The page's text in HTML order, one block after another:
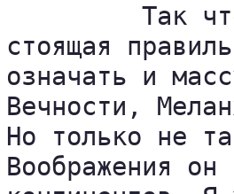
Так
стоящая
означать и
Вечности,
Но только не
Воображения